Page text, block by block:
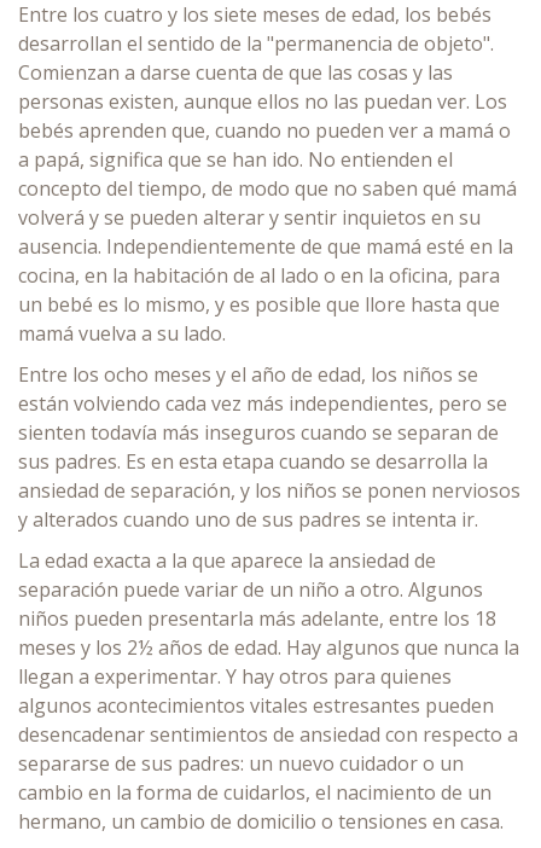
Entre los cuatro y los siete meses de edad, los bebés
desarrollan el sentido de la "permanencia de objeto".
Comienzan a darse cuenta de que las cosas y las
personas existen, aunque ellos no las puedan ver. Los
bebés aprenden que, cuando no pueden ver a mamá o
a papá, significa que se han ido. No entienden el
concepto del tiempo, de modo que no saben qué mamá
volverá y se pueden alterar y sentir inquietos en su
ausencia. Independientemente de que mamá esté en la
cocina, en la habitación de al lado o en la oficina, para
un bebé es lo mismo, y es posible que llore hasta que
mamá vuelva a su lado.
Entre los ocho meses y el año de edad, los niños se
están volviendo cada vez más independientes, pero se
sienten todavía más inseguros cuando se separan de
sus padres. Es en esta etapa cuando se desarrolla la
ansiedad de separación, y los niños se ponen nerviosos
y alterados cuando uno de sus padres se intenta ir.
La edad exacta a la que aparece la ansiedad de
separación puede variar de un niño a otro. Algunos
niños pueden presentarla más adelante, entre los 18
meses y los 2½ años de edad. Hay algunos que nunca la
llegan a experimentar. Y hay otros para quienes
algunos acontecimientos vitales estresantes pueden
desencadenar sentimientos de ansiedad con respecto a
separarse de sus padres: un nuevo cuidador o un
cambio en la forma de cuidarlos, el nacimiento de un
hermano, un cambio de domicilio o tensiones en casa.